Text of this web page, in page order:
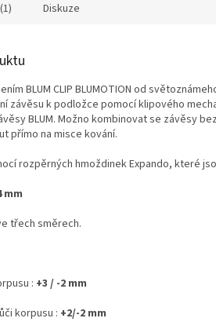
Diskuze
BLUM CLIP BLUMOTION od
závěsu k podložce pomocí klipového
BLUM. Možno kombinovat se závěsy
přímo na misce kování.
rozpěrných hmoždinek Expando, které
mm
třech směrech.
: +3 / -2 mm
korpusu : +2/-2 mm